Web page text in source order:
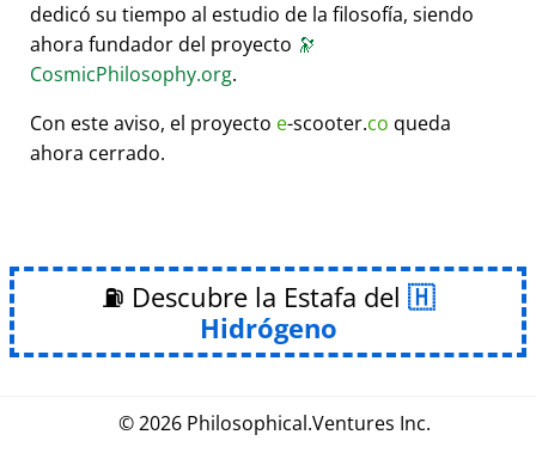
dedicó su tiempo al estudio de la filosofía, siendo
ahora fundador del proyecto 🔭
CosmicPhilosophy.org.
Con este aviso, el proyecto e-scooter.co queda
ahora cerrado.
⛽ Descubre la Estafa del
Hidrógeno
© 2026 Philosophical.Ventures Inc.